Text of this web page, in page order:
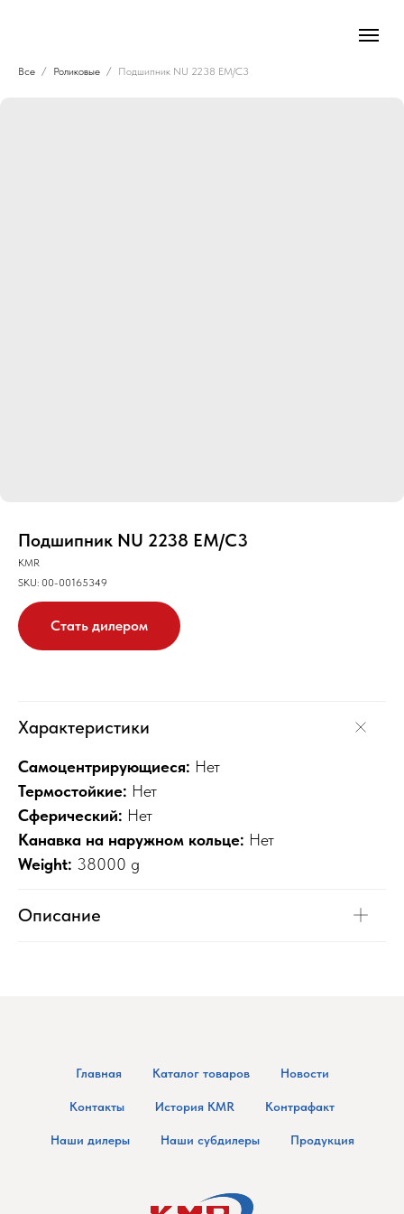
Все Роликовые Подшипник NU 2238 EM/C3
Подшипник NU 2238 EM/C3
KMR
SKU: 00-00165349
Стать дилером
Характеристики
Самоцентрирующиеся: Нет
Термостойкие: Нет
Сферический: Нет
Канавка на наружном кольце: Нет
Weight: 38000 g
Описание
Главная Каталог товаров Новости
Контакты История KMR Контрафакт
Наши дилеры Наши субдилеры Продукция